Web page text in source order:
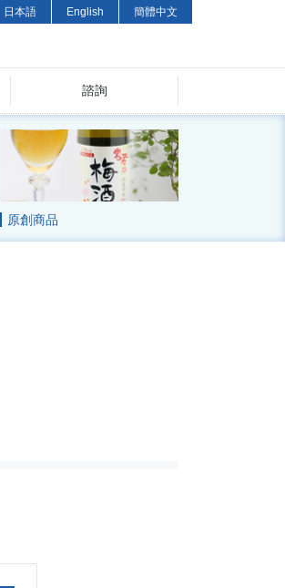
日本語 English 簡體中文
諮詢
原創商品